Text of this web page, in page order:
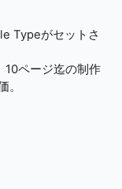
Typeがセットさ
10ページ迄の制作
。